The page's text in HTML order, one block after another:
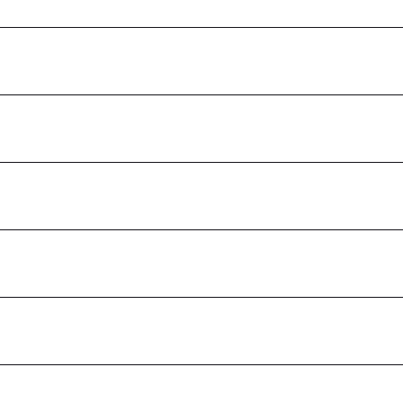
Basilicata
Molise
Bezirk Marijampolė
Northern Region
Woiwodschaft Masowien